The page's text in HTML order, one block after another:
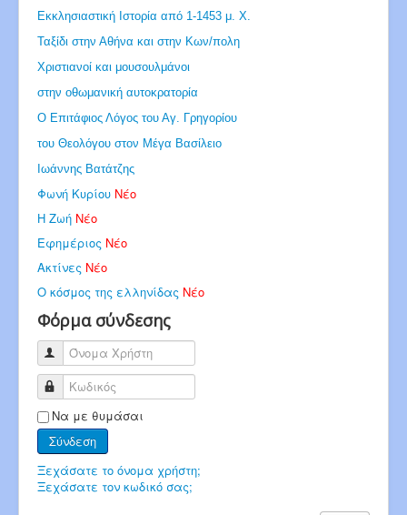
Εκκλησιαστική Ιστορία από 1-1453 μ. Χ.
Ταξίδι στην Αθήνα και στην Κων/πολη
Χριστιανοί και μουσουλμάνοι
στην οθωμανική αυτοκρατορία
Ο Επιτάφιος Λόγος του Αγ. Γρηγορίου
του Θεολόγου στον Μέγα Βασίλειο
Ιωάννης Βατάτζης
Φωνή Κυρίου Νέο
Η Ζωή Νέο
Εφημέριος Νέο
Ακτίνες Νέο
Ο κόσμος της ελληνίδας Νέο
Φόρμα σύνδεσης
Όνομα Χρήστη
Κωδικός
Να με θυμάσαι
Σύνδεση
Ξεχάσατε το όνομα χρήστη;
Ξεχάσατε τον κωδικό σας;